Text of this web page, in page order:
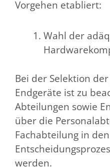
Vorgehen etabliert:
Wahl der
Bei der Selektion
Endgeräte ist zu
Abteilungen sowie
über die
Fachabteilung in den
werden.